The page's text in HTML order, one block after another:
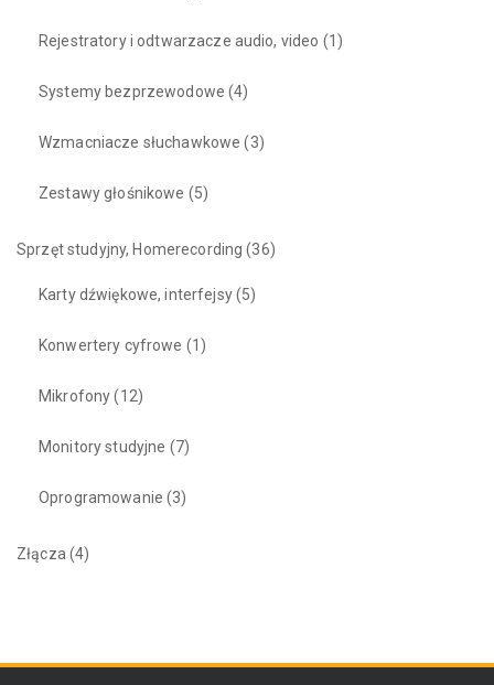
Rejestratory i odtwarzacze audio, video (1)
Systemy bezprzewodowe (4)
Wzmacniacze słuchawkowe (3)
Zestawy głośnikowe (5)
Sprzęt studyjny, Homerecording (36)
Karty dźwiękowe, interfejsy(5)
Konwertery cyfrowe (1)
Mikrofony(12)
Monitory studyjne (7)
Oprogramowanie (3)
Złącza (4)